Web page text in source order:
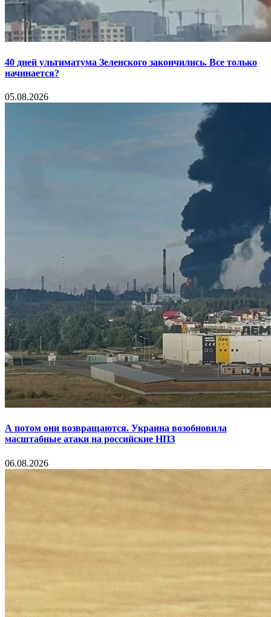
40 дней ультиматума Зеленского закончились. Все только
начинается?
05.08.2026
А потом они возвращаются. Украина возобновила
масштабные атаки на российские НПЗ
06.08.2026